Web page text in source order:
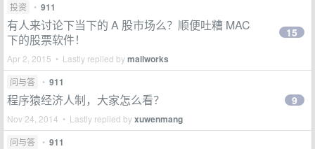
投资 • 911
有人来讨论下当下的 A 股市场么？顺便吐糟 MAC
下的股票软件！
Apr 2, 2015 • Lastly replied bymailworks
15
问与答 • 911
程序猿经济人制，大家怎么看？
Nov 24, 2014 • Lastly replied byxuwenmang
9
问与答 • 911